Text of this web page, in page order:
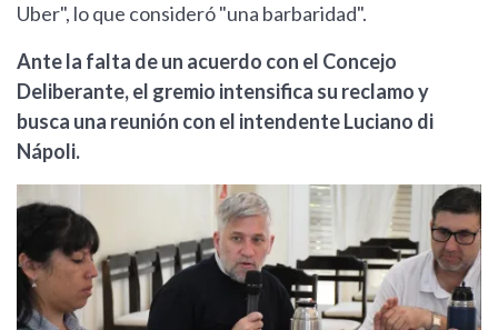
Uber", lo que consideró "una barbaridad".
Ante la falta de un acuerdo con el Concejo
Deliberante, el gremio intensifica su reclamo y
busca una reunión con el intendente Luciano di
Nápoli.